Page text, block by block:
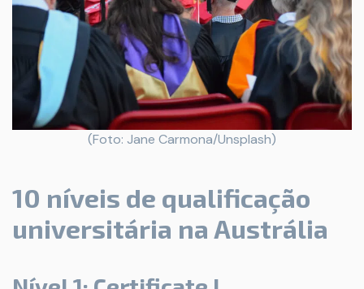
(Foto: Jane Carmona/Unsplash)
10 níveis de qualificação
universitária na Austrália